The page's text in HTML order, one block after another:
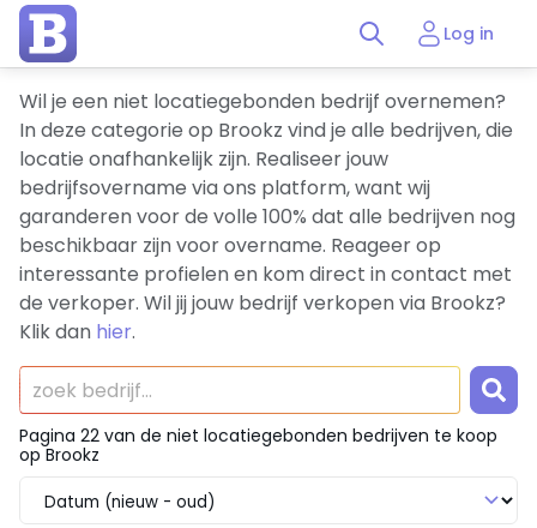
Log in
Wil je een niet locatiegebonden bedrijf overnemen?
In deze categorie op Brookz vind je alle bedrijven, die
locatie onafhankelijk zijn. Realiseer jouw
bedrijfsovername via ons platform, want wij
garanderen voor de volle 100% dat alle bedrijven nog
beschikbaar zijn voor overname. Reageer op
interessante profielen en kom direct in contact met
de verkoper. Wil jij jouw bedrijf verkopen via Brookz?
Klik dan hier.
Pagina 22 van de niet locatiegebonden bedrijven te koop
op Brookz